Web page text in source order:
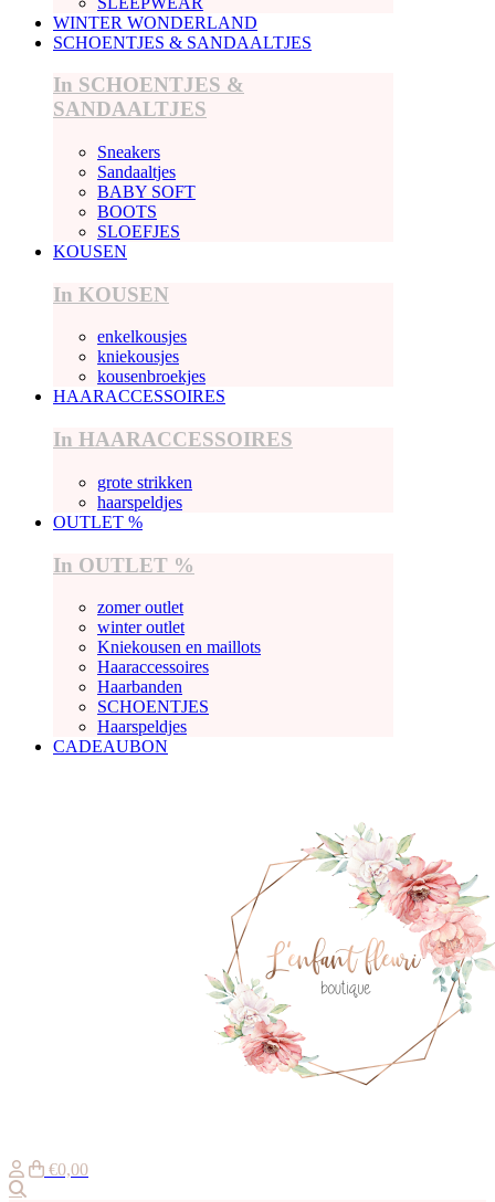
WINTER WONDERLAND
SCHOENTJES & SANDAALTJES
In SCHOENTJES &
SANDAALTJES
Sneakers
Sandaaltjes
BABY SOFT
BOOTS
SLOEFJES
KOUSEN
In KOUSEN
enkelkousjes
kniekousjes
kousenbroekjes
HAARACCESSOIRES
In HAARACCESSOIRES
grote strikken
haarspeldjes
OUTLET %
In OUTLET %
zomer outlet
winter outlet
Kniekousen en maillots
Haaraccessoires
Haarbanden
SCHOENTJES
Haarspeldjes
CADEAUBON
€0,00